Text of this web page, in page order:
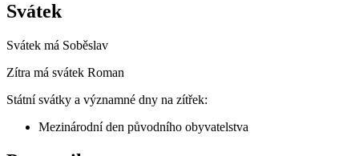
Svátek
Svátek má Soběslav
Zítra má svátek Roman
Státní svátky a významné dny na zítřek:
Mezinárodní den původního obyvatelstva